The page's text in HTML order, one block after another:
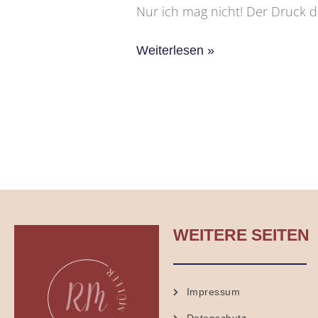
Nur ich mag nicht! Der Druck
Weiterlesen »
WEITERE SEITEN
Impressum